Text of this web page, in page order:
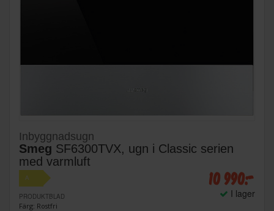
Inbyggnadsugn
Smeg SF6300TVX, ugn i Classic serien
med varmluft
A
PRODUKTBLAD
Färg: Rostfri
10 990:-
I lager